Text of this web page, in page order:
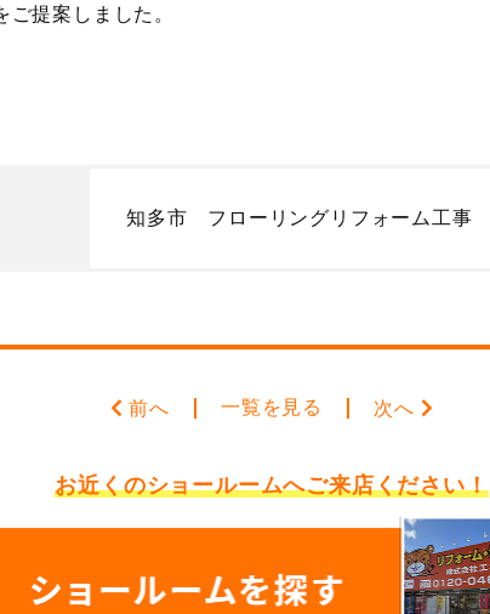
提案しました。
知多市 フローリングリフォーム工事
前へ 一覧を見る 次へ
お近くのショールームへご来店ください！